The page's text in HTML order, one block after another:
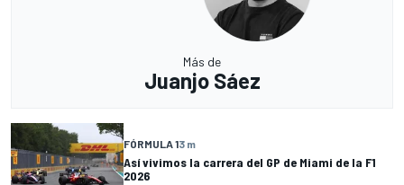
Más de
Juanjo Sáez
FÓRMULA 13 m
Así vivimos la carrera del GP de Miami de la F1
2026